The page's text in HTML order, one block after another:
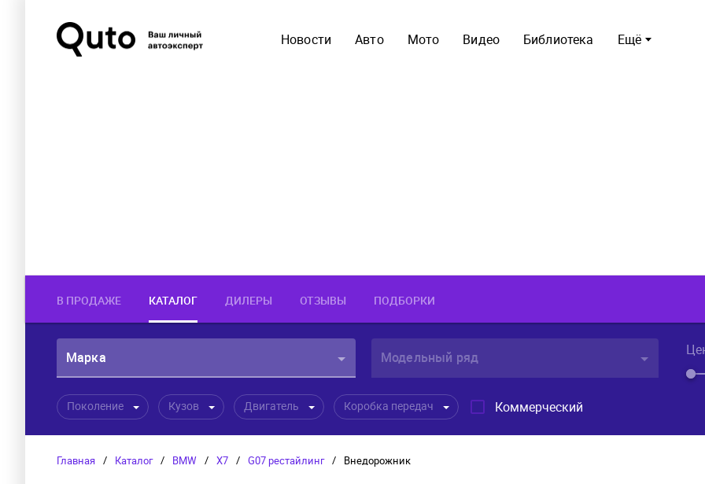
Ещё
Новости Авто Мото Видео Библиотека
В ПРОДАЖЕ КАТАЛОГ ДИЛЕРЫ ОТЗЫВЫ ПОДБОРКИ
Марка Модельный ряд
Поколение Кузов Двигатель Коробка передач Коммерческий
Главная / Каталог / BMW / X7 / G07 рестайлинг / Внедорожник